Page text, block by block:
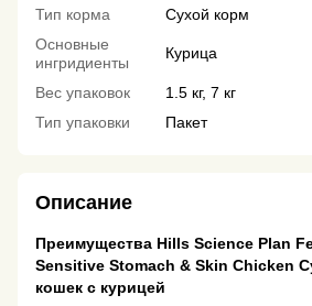
Тип корма
Сухой корм
Основные
ингридиенты
Курица
Вес упаковок
1.5 кг, 7 кг
Тип упаковки
Пакет
Описание
Преимущества Hills Science Plan
Sensitive Stomach & Skin Chicken
кошек с курицей